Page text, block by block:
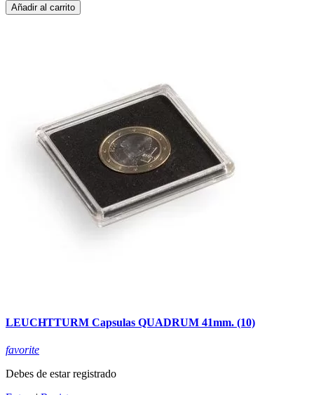
Añadir al carrito
LEUCHTTURM Capsulas QUADRUM 41mm. (10)
favorite
Debes de estar registrado